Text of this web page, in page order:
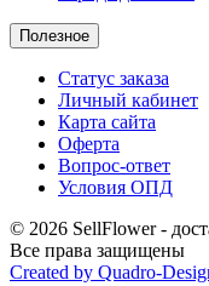
Полезное
Статус заказа
Личный кабинет
Карта сайта
Оферта
Вопрос-ответ
Условия ОПД
© 2026 SellFlower -
Все права защищены
Created by Quadro-